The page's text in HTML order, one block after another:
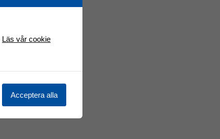
Läs vår cookie
Acceptera alla